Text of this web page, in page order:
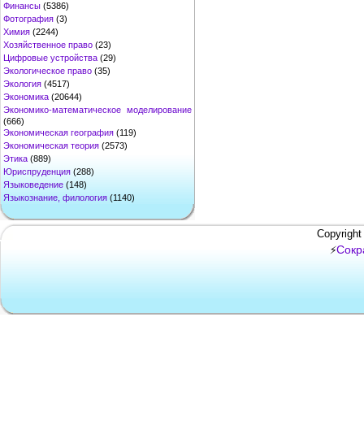
Финансы (5386)
Фотография (3)
Химия (2244)
Хозяйственное право (23)
Цифровые устройства (29)
Экологическое право (35)
Экология (4517)
Экономика (20644)
Экономико-математическое моделирование
(666)
Экономическая география (119)
Экономическая теория (2573)
Этика (889)
Юриспруденция (288)
Языковедение (148)
Языкознание, филология (1140)
⚡